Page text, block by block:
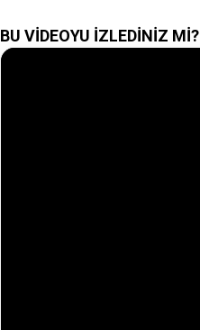
BU VİDEOYU İZLEDİNİZ Mİ?